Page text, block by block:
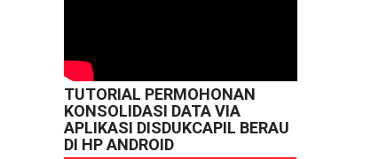
TUTORIAL PERMOHONAN
KONSOLIDASI DATA VIA
APLIKASI DISDUKCAPIL BERAU
DI HP ANDROID